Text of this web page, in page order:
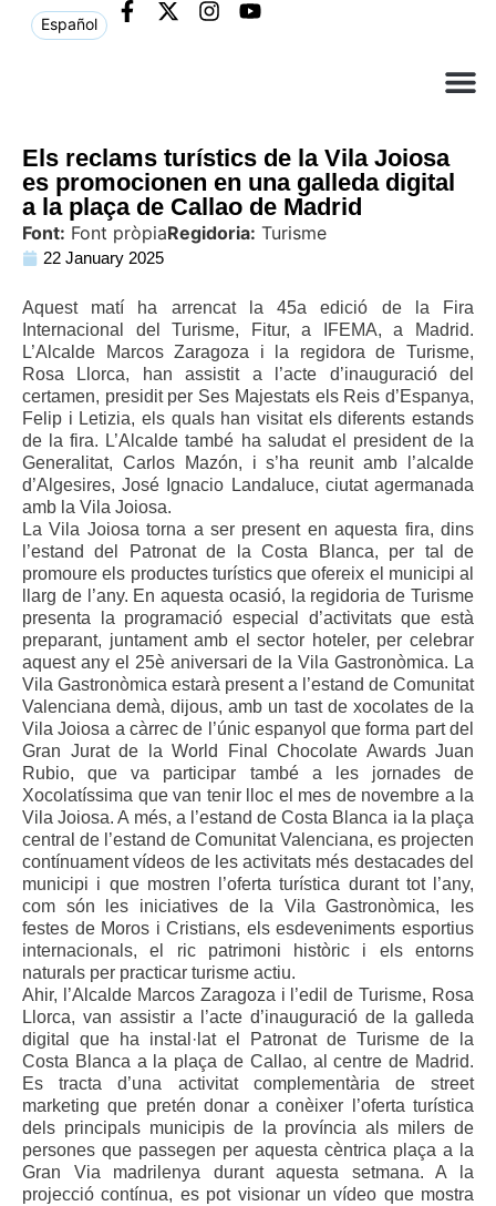
Español
Els reclams turístics de la Vila Joiosa
es promocionen en una galleda digital
a la plaça de Callao de Madrid
Font: Font pròpiaRegidoria: Turisme
22 January 2025
Aquest matí ha arrencat la 45a edició de la Fira
Internacional del Turisme, Fitur, a IFEMA, a Madrid.
L’Alcalde Marcos Zaragoza i la regidora de Turisme,
Rosa Llorca, han assistit a l’acte d’inauguració del
certamen, presidit per Ses Majestats els Reis d’Espanya,
Felip i Letizia, els quals han visitat els diferents estands
de la fira. L’Alcalde també ha saludat el president de la
Generalitat, Carlos Mazón, i s’ha reunit amb l’alcalde
d’Algesires, José Ignacio Landaluce, ciutat agermanada
amb la Vila Joiosa.
La Vila Joiosa torna a ser present en aquesta fira, dins
l’estand del Patronat de la Costa Blanca, per tal de
promoure els productes turístics que ofereix el municipi al
llarg de l’any. En aquesta ocasió, la regidoria de Turisme
presenta la programació especial d’activitats que està
preparant, juntament amb el sector hoteler, per celebrar
aquest any el 25è aniversari de la Vila Gastronòmica. La
Vila Gastronòmica estarà present a l’estand de Comunitat
Valenciana demà, dijous, amb un tast de xocolates de la
Vila Joiosa a càrrec de l’únic espanyol que forma part del
Gran Jurat de la World Final Chocolate Awards Juan
Rubio, que va participar també a les jornades de
Xocolatíssima que van tenir lloc el mes de novembre a la
Vila Joiosa. A més, a l’estand de Costa Blanca ia la plaça
central de l’estand de Comunitat Valenciana, es projecten
contínuament vídeos de les activitats més destacades del
municipi i que mostren l’oferta turística durant tot l’any,
com són les iniciatives de la Vila Gastronòmica, les
festes de Moros i Cristians, els esdeveniments esportius
internacionals, el ric patrimoni històric i els entorns
naturals per practicar turisme actiu.
Ahir, l’Alcalde Marcos Zaragoza i l’edil de Turisme, Rosa
Llorca, van assistir a l’acte d’inauguració de la galleda
digital que ha instal·lat el Patronat de Turisme de la
Costa Blanca a la plaça de Callao, al centre de Madrid.
Es tracta d’una activitat complementària de street
marketing que pretén donar a conèixer l’oferta turística
dels principals municipis de la província als milers de
persones que passegen per aquesta cèntrica plaça a la
Gran Via madrilenya durant aquesta setmana. A la
projecció contínua, es pot visionar un vídeo que mostra